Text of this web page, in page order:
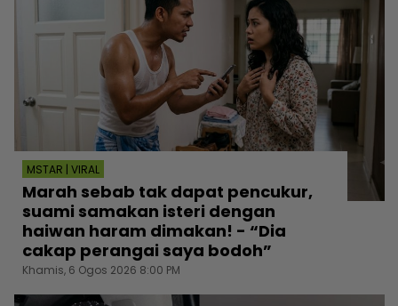
MSTAR | VIRAL
Marah sebab tak dapat pencukur,
suami samakan isteri dengan
haiwan haram dimakan! - “Dia
cakap perangai saya bodoh”
Khamis, 6 Ogos 2026 8:00 PM